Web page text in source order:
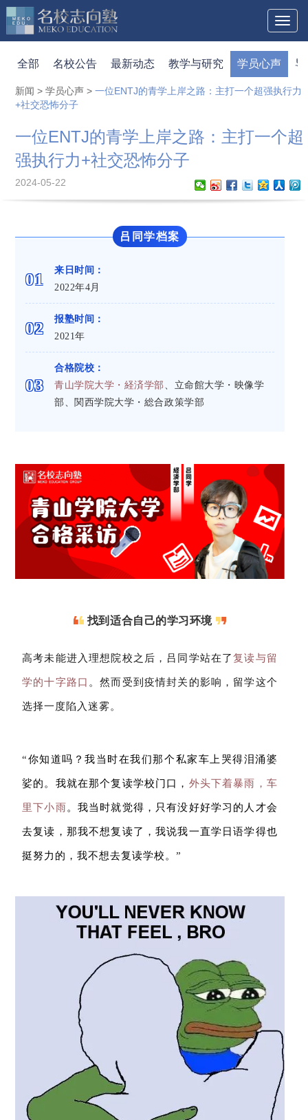
Toggle
全部 名校公告 最新动态 教学与研究 学员心声 导
新闻 > 学员心声 > 一位ENTJ的青学上岸之路：主打一个超强执行力
+社交恐怖分子
一位ENTJ的青学上岸之路：主打一个超
强执行力+社交恐怖分子
2024-05-22
吕同学档案
01
来日时间：
2022年4月
02
报塾时间：
2021年
03
合格院校：
青山学院大学・経済学部 、立命館大学・映像学
部、関西学院大学・総合政策学部
找到适合自己的学习环境
高考未能进入理想院校之后，吕同学站在了复读与留
学的十字路口 。然而受到疫情封关的影响，留学这个
选择一度陷入迷雾。
“你知道吗？我当时在我们那个私家车上哭得泪涌婆
娑的。我就在那个复读学校门口， 外头下着暴雨，车
里下小雨。我当时就觉得，只有没好好学习的人才会
去复读，那我不想复读了，我说我一直学日语学得也
挺努力的，我不想去复读学校。 ”